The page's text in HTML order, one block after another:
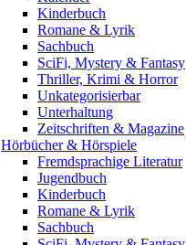
Kinderbuch
Romane & Lyrik
Sachbuch
SciFi, Mystery & Fantasy
Thriller, Krimi & Horror
Unkategorisierbar
Unterhaltung
Zeitschriften & Magazine
Hörbücher & Hörspiele
Fremdsprachige Literatur
Jugendbuch
Kinderbuch
Romane & Lyrik
Sachbuch